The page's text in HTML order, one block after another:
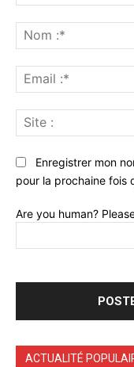
Enregistrer mon
pour la prochaine fois
Are you human?
ACTUALITÉ